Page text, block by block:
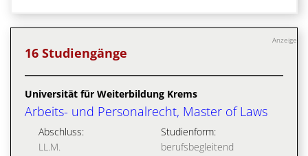
Anzeige
16 Studiengänge
Universität für Weiterbildung Krems
Arbeits- und Personalrecht, Master of Laws
Abschluss:
LL.M.
Studienform:
berufsbegleitend